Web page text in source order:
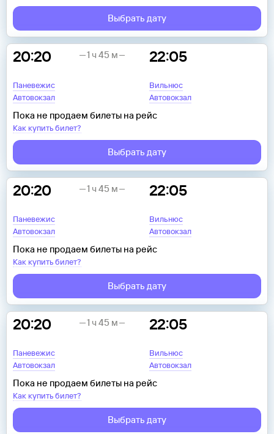
Выбрать дату
20:20
Паневежис
Автовокзал
22:05
Вильнюс
Автовокзал
1 ч 45 м
Пока не продаем билеты на рейс
Как купить билет?
Выбрать дату
20:20
Паневежис
Автовокзал
22:05
Вильнюс
Автовокзал
1 ч 45 м
Пока не продаем билеты на рейс
Как купить билет?
Выбрать дату
20:20
Паневежис
Автовокзал
22:05
Вильнюс
Автовокзал
1 ч 45 м
Пока не продаем билеты на рейс
Как купить билет?
Выбрать дату